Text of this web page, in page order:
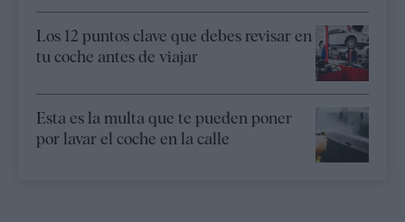
Los 12 puntos clave que debes revisar en
tu coche antes de viajar
Esta es la multa que te pueden poner
por lavar el coche en la calle